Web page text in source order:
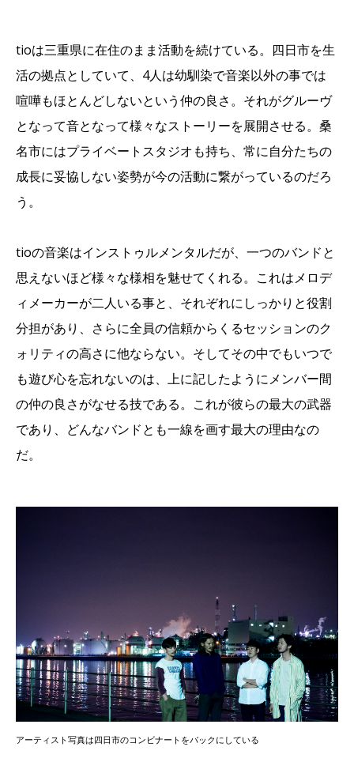
tioは三重県に在住のまま活動を続けている。四日市を生
活の拠点としていて、4人は幼馴染で音楽以外の事では
喧嘩もほとんどしないという仲の良さ。それがグルーヴ
となって音となって様々なストーリーを展開させる。桑
名市にはプライベートスタジオも持ち、常に自分たちの
成長に妥協しない姿勢が今の活動に繋がっているのだろ
う。
tioの音楽はインストゥルメンタルだが、一つのバンドと
思えないほど様々な様相を魅せてくれる。これはメロデ
ィメーカーが二人いる事と、それぞれにしっかりと役割
分担があり、さらに全員の信頼からくるセッションのク
ォリティの高さに他ならない。そしてその中でもいつで
も遊び心を忘れないのは、上に記したようにメンバー間
の仲の良さがなせる技である。これが彼らの最大の武器
であり、どんなバンドとも一線を画す最大の理由なの
だ。
アーティスト写真は四日市のコンビナートをバックにしている